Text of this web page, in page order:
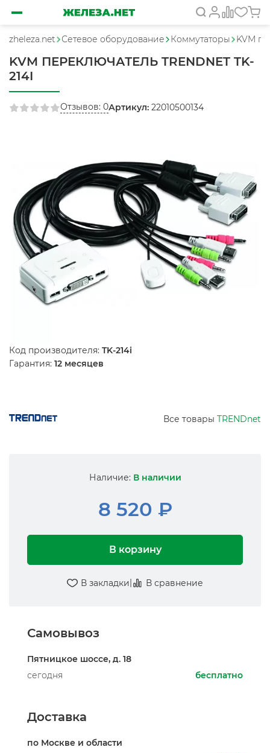
zheleza.net Сетевое оборудование Коммутаторы KVM
KVM ПЕРЕКЛЮЧАТЕЛЬ TRENDNET TK-
214I
Отзывов: 0Артикул: 22010500134
Код производителя: TK-214i
Гарантия: 12 месяцев
Все товары TRENDnet
Наличие: В наличии
8 520 ₽
В корзину
В закладки| В сравнение
Самовывоз
Пятницкое шоссе, д. 18
сегодня
бесплатно
Доставка
по Москве и области